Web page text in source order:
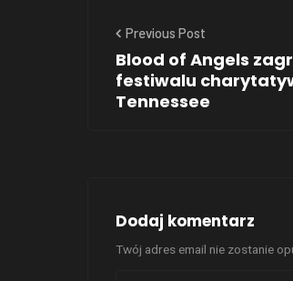
Previous Post
Blood of Angels
festiwalu
Tennessee
Dodaj komentarz
Twój adres email nie zostanie